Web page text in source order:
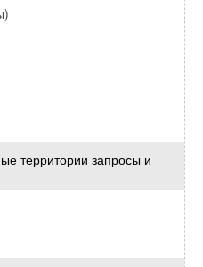
территории запросы и